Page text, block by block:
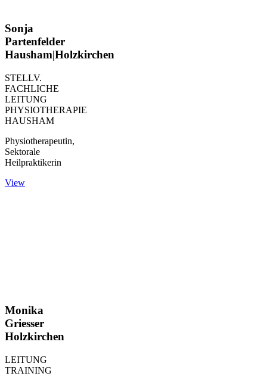
Sonja
Partenfelder
Hausham|Holzkirchen
STELLV.
FACHLICHE
LEITUNG
PHYSIOTHERAPIE
HAUSHAM
Physiotherapeutin,
Sektorale
Heilpraktikerin
View
Monika
Griesser
Holzkirchen
LEITUNG
TRAINING